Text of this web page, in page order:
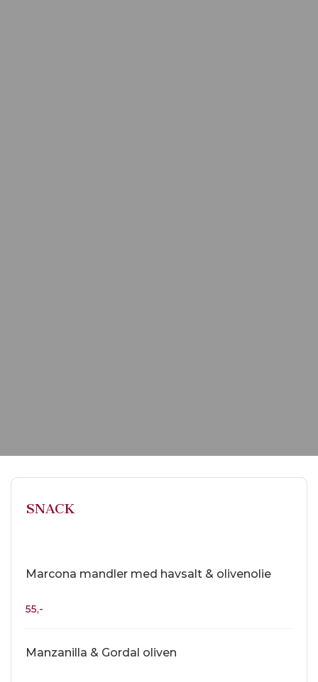
SNACK
Marcona mandler med havsalt & olivenolie
55,-
Manzanilla & Gordal oliven